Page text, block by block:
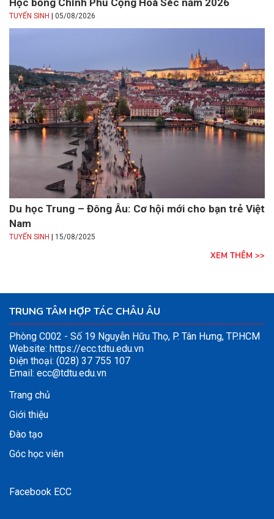
TUYỂN SINH | 05/08/2026
Du học Trung – Đông Âu: Cơ hội mới cho bạn trẻ Việt
Nam
TUYỂN SINH | 15/08/2025
XEM THÊM >>
TRUNG TÂM HỢP TÁC CHÂU ÂU
Phòng C002 - Số 19 Nguyễn Hữu Thọ, P. Tân Hưng, TP.HCM
Website: https://ecc.tdtu.edu.vn
Điện thoại: (028) 37 755 107
Email: ecc@tdtu.edu.vn
Trang chủ
Giới thiệu
Đào tạo
Góc học viên
Facebook ECC